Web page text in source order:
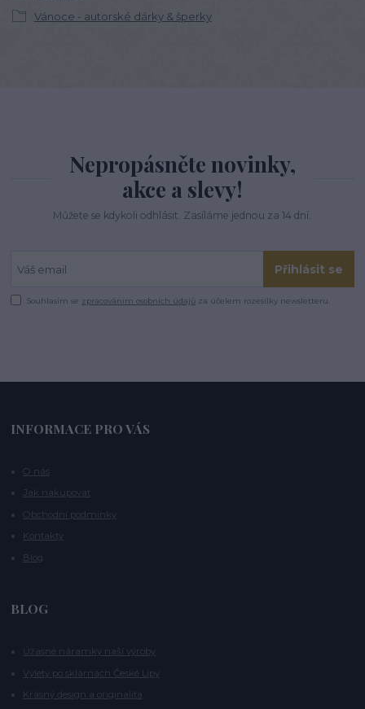
Vánoce - autorské dárky & šperky
Nepropásněte novinky,
akce a slevy!
Můžete se kdykoli odhlásit. Zasíláme jednou za 14 dní.
Přihlásit se
Souhlasím se zpracováním osobních údajů za účelem rozesílky newsletteru.
INFORMACE PRO VÁS
O nás
Jak nakupovat
Obchodní podmínky
Kontakty
Blog
BLOG
Úžasné náramky naší výroby
Výlety po sklárnách České Lípy
Krásný design a originalita